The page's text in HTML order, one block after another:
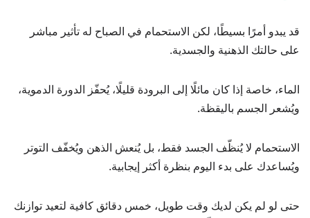
قد يبدو أمرًا بسيطًا، لكن الاستحمام في الصباح له تأثير مباشر
على حالتك الذهنية والجسدية.
الماء، خاصة إذا كان مائلًا إلى البرودة قليلًا، يُحفّز الدورة الدموية،
ويُشعر الجسم باليقظة.
الاستحمام لا يُنظّف الجسد فقط، بل يُنعش الذهن ويُخفّف التوتر
ويُساعدك على بدء اليوم بنظرة أكثر إيجابية.
حتى لو لم يكن لديك وقت طويل، خمس دقائق كافية لتعيد توازنك